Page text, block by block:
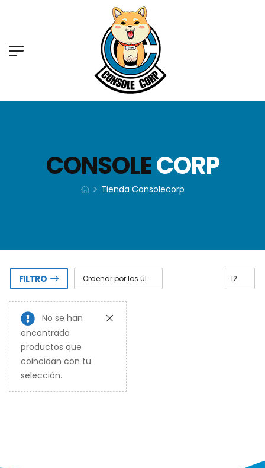
CONSOLECORP
> Tienda Consolecorp
FILTRO
No se han
encontrado
productos que
coincidan con tu
selección.